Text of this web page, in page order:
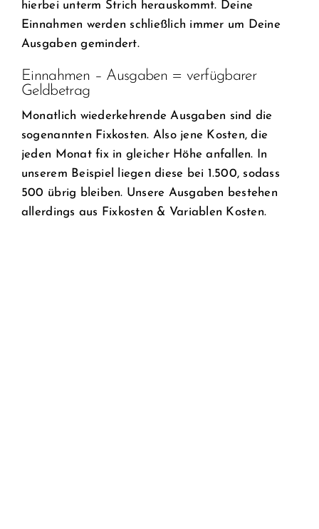
hierbei unterm Strich herauskommt. Deine
Einnahmen werden schließlich immer um Deine
Ausgaben gemindert.
Einnahmen – Ausgaben = verfügbarer
Geldbetrag
Monatlich wiederkehrende Ausgaben sind die
sogenannten Fixkosten. Also jene Kosten, die
jeden Monat fix in gleicher Höhe anfallen. In
unserem Beispiel liegen diese bei 1.500, sodass
500 übrig bleiben. Unsere Ausgaben bestehen
allerdings aus Fixkosten & Variablen Kosten.